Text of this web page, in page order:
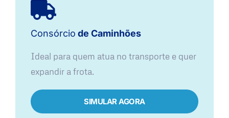
Consórcio de Caminhões
Ideal para quem atua no transporte e quer
expandir a frota.
SIMULAR AGORA